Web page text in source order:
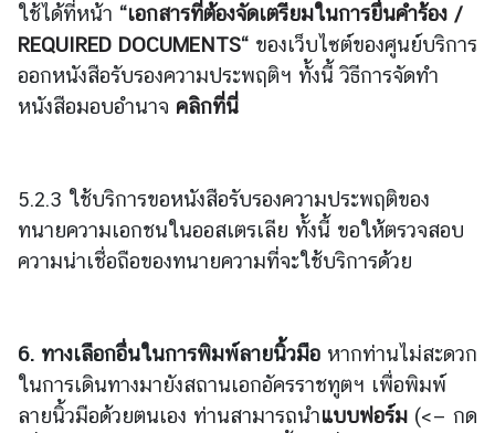
ติ
ด
ต่
อ
า
ใช้ได้ที่หน้า “เอกสารที่ต้องจัดเตรียมในการยื่นคำร้อง /
REQUIRED DOCUMENTS“ ของเว็บไซต์ของศูนย์บริการ
ออกหนังสือรับรองความประพฤติฯ ทั้งนี้ วิธีการจัดทำ
หนังสือมอบอำนาจ คลิกที่นี่
5.2.3 ใช้บริการขอหนังสือรับรองความประพฤติของ
ทนายความเอกชนในออสเตรเลีย ทั้งนี้ ขอให้ตรวจสอบ
ความน่าเชื่อถือของทนายความที่จะใช้บริการด้วย
6. ทางเลือกอื่นในการพิมพ์ลายนิ้วมือ หากท่านไม่สะดวก
ในการเดินทางมายังสถานเอกอัครราชทูตฯ เพื่อพิมพ์
ลายนิ้วมือด้วยตนเอง ท่านสามารถนำแบบฟอร์ม (<— กด